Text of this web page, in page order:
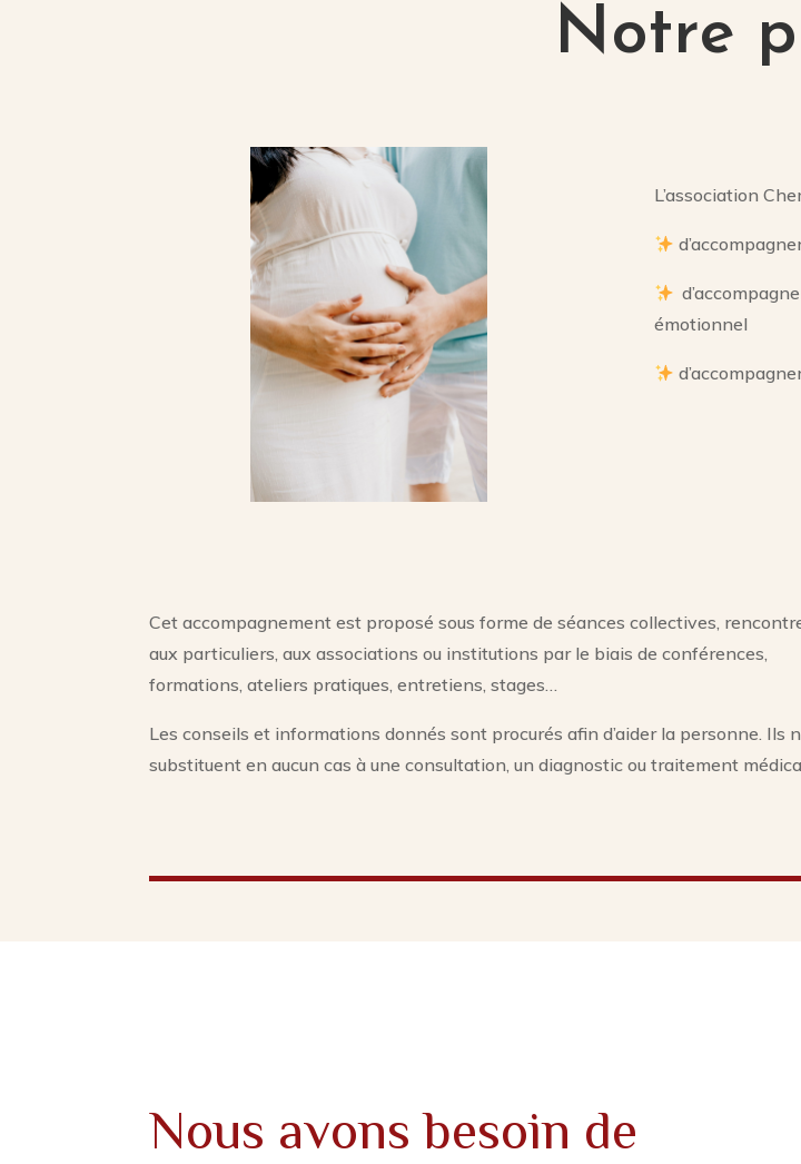
Notre
L’association
émotionnel
Cet accompagnement est proposé sous forme de séances collectives,
aux particuliers, aux associations ou institutions par le biais de conférences,
formations, ateliers pratiques, entretiens, stages…
Les conseils et informations donnés sont procurés afin d’aider la personne. Ils
substituent en aucun cas à une consultation, un diagnostic ou traitement
Nous avons besoin de